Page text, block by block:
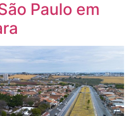
Paulo em